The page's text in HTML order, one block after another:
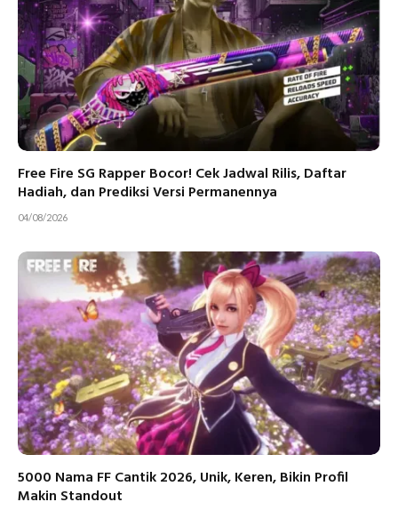
Free Fire SG Rapper Bocor! Cek Jadwal Rilis, Daftar
Hadiah, dan Prediksi Versi Permanennya
04/08/2026
5000 Nama FF Cantik 2026, Unik, Keren, Bikin Profil
Makin Standout